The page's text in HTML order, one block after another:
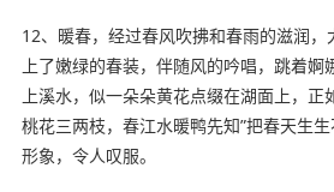
12、暖春，经过春风吹拂和春雨的滋润
上了嫩绿的春装，伴随风的吟唱，跳着
上溪水，似一朵朵黄花点缀在湖面上，正
桃花三两枝，春江水暖鸭先知”把春天生生
形象，令人叹服。